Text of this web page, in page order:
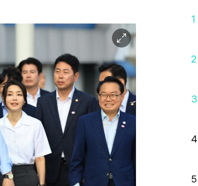
이
미
지
확
대
1
2
3
4
5